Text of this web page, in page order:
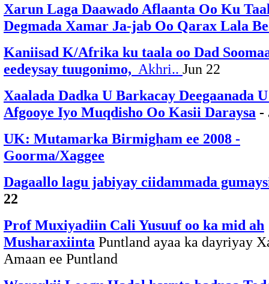
Xarun Laga Daawado Aflaanta Oo Ku
Degmada Xamar Ja-jab Oo Qarax Lala
Kaniisad K/Afrika ku taala oo Dad
eedeysay tuugonimo, Akhri.. Jun 22
Xaalada Dadka U Barkacay Deegaanada
Afgooye Iyo Muqdisho Oo Kasii Daraysa -
UK: Mutamarka Birmigham ee 2008 -
Goorma/Xaggee
Dagaallo lagu jabiyay ciidammada
22
Prof Muxiyadiin Cali Yusuuf oo ka mid ah
Musharaxiinta Puntland ayaa ka dayriyay
Amaan ee Puntland